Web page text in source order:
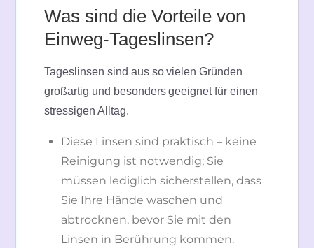
Was sind die Vorteile von
Einweg-Tageslinsen?
Tageslinsen sind aus so vielen Gründen
großartig und besonders geeignet für einen
stressigen Alltag.
Diese Linsen sind praktisch – keine
Reinigung ist notwendig; Sie
müssen lediglich sicherstellen, dass
Sie Ihre Hände waschen und
abtrocknen, bevor Sie mit den
Linsen in Berührung kommen.